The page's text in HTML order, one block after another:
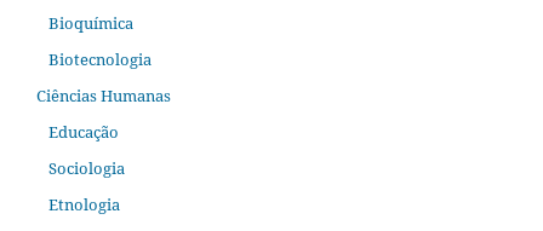
Bioquímica
Biotecnologia
Ciências Humanas
Educação
Sociologia
Etnologia